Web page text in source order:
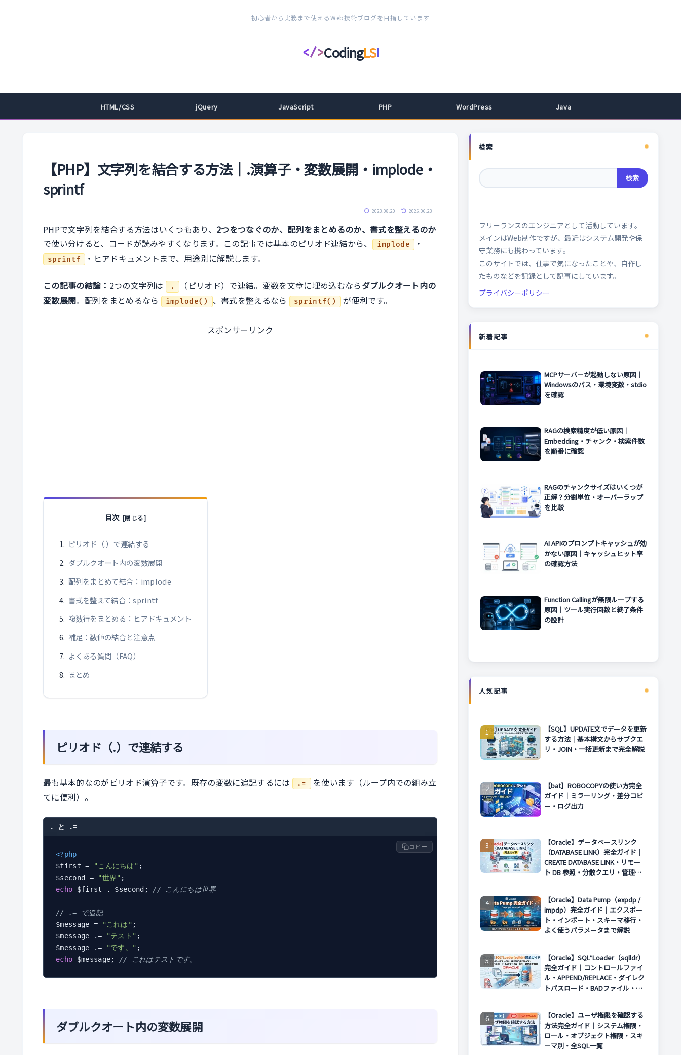
初心者から実務まで使えるWeb技術ブログを目指しています
</>CodingLS
コ
ィ
フ
ル
HTML/CSS jQuery JavaScript PHP WordPress Java
【PHP】文字列を結合する方法｜.演算子・変数展開・implode・
sprintf
2023.08.20 2026.06.23
PHPで文字列を結合する方法はいくつもあり、 2つをつなぐのか、配列をまとめるのか、書式を整えるのか
で使い分けると、コードが読みやすくなります。この記事では基本のピリオド連結から、
implode ・
sprintf ・ヒアドキュメントまで、用途別に解説します。
この記事の結論： 2つの文字列は . （ピリオド）で連結。変数を文章に埋め込むならダブルクオート内の
変数展開。配列をまとめるなら implode() 、書式を整えるなら sprintf() が便利です。
スポンサーリンク
目次
ピリオド（.）で連結する
ダブルクオート内の変数展開
配列をまとめて結合：implode
書式を整えて結合：sprintf
複数行をまとめる：ヒアドキュメント
補足：数値の結合と注意点
よくある質問（FAQ）
まとめ
ピリオド（.）で連結する
最も基本的なのがピリオド演算子です。既存の変数に追記するには .=
を使います（ループ内での組み立
てに便利）。
. と .=
<?php
$first =
"こんにちは" ;
$second =
"世界"
echo $first . $second; // こんにちは世界
// .= で追記
$message =
"これは" ;
$message .=
"テスト" ;
$message .=
"です。"
echo $message; // これはテストです。
コピー
ダブルクオート内の変数展開
検索
検索
フリーランスのエンジニアとして活動しています。
メインはWeb制作ですが、最近はシステム開発や保
守業務にも携わっています。
このサイトでは、仕事で気になったことや、自作し
たものなどを記録として記事にしています。
プライバシーポリシー
新着記事
MCPサーバーが起動しない原因｜
Windowsのパス・環境変数・stdio
を確認
RAGの検索精度が低い原因｜
Embedding・チャンク・検索件数
を順番に確認
RAGのチャンクサイズはいくつが
正解？分割単位・オーバーラップ
を比較
AI APIのプロンプトキャッシュが効
かない原因｜キャッシュヒット率
の確認方法
Function Callingが無限ループする
原因｜ツール実行回数と終了条件
の設計
人気記事
【SQL】UPDATE文でデータを更新
する方法｜基本構文からサブクエ
リ・JOIN・一括更新まで完全解説
【bat】ROBOCOPYの使い方完全
ガイド｜ミラーリング・差分コピ
ー・ログ出力
【Oracle】データベースリンク
（DATABASE LINK）完全ガイド｜
CREATE DATABASE LINK・リモー
ト DB 参照・分散クエリ・管理方
【Oracle】Data Pump（expdp /
impdp）完全ガイド｜エクスポー
ト・インポート・スキーマ移行・
よく使うパラメータまで解説
【Oracle】SQL*Loader（sqlldr）
完全ガイド｜コントロールファイ
ル・APPEND/REPLACE・ダイレク
トパスロード・BADファイル・エ
【Oracle】ユーザ権限を確認する
方法完全ガイド｜システム権限・
ロール・オブジェクト権限・スキ
ーマ別・全SQL一覧